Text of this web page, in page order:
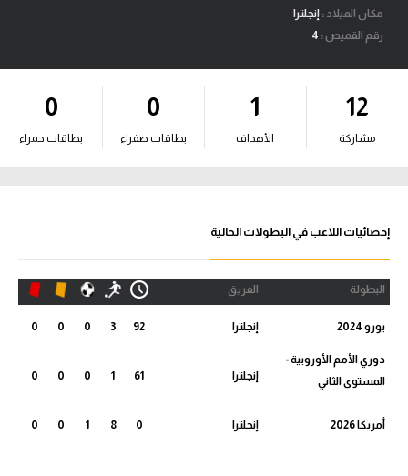
فيديوهات
آراء حرة
ركن الألعاب
الدوري المصري
الدوري الإنجليزي الممتاز
الدوري الإيطالي
الدوري الألماني
مكان الميلاد : إنجلترا
رقم القميص :
12
مشاركة
1
الأهداف
0
بطاقات صفراء
0
بطاقات حمراء
إحصائيات اللاعب في البطولات الحالية
البطولة الفريق
يورو 2024 إنجلترا 92
3
0
0
0
دوري الأمم الأوروبية -
المستوى الثاني
إنجلترا 61
1
0
0
0
أمريكا 2026 إنجلترا 0
8
1
0
0